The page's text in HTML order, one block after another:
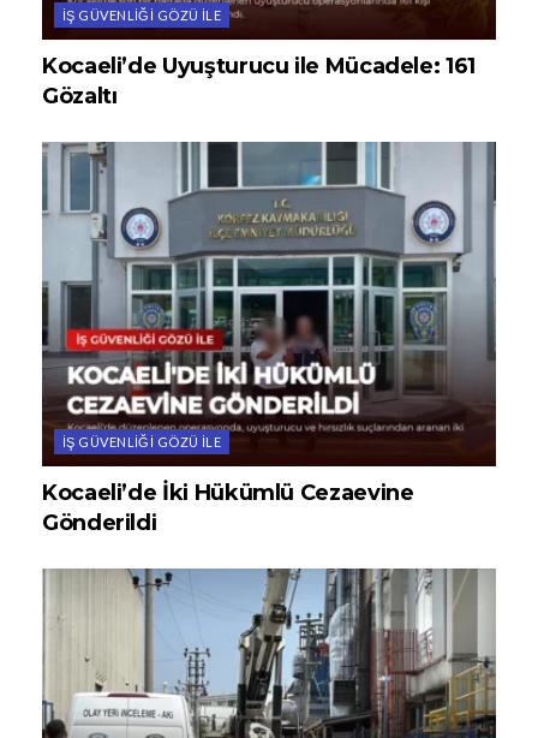
İŞ GÜVENLIĞI GÖZÜ ILE
Kocaeli’de Uyuşturucu ile Mücadele: 161
Gözaltı
İŞ GÜVENLIĞI GÖZÜ ILE
Kocaeli’de İki Hükümlü Cezaevine
Gönderildi